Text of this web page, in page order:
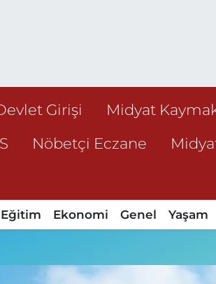
Girişi
Midyat
Nöbetçi Eczane
Eğitim Ekonomi Genel Yaşam